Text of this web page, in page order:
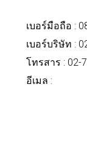
เบอร์มือถือ :
เบอร์บริษัท :
โทรสาร : 02-
อีเมล :